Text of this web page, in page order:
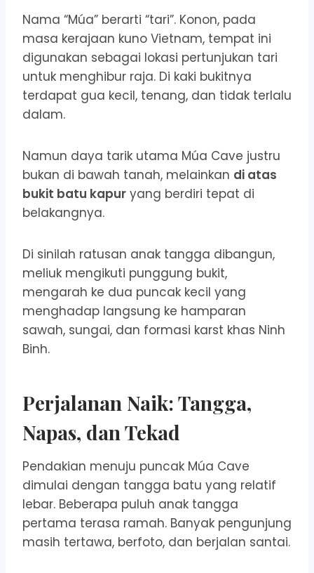
Nama “Múa” berarti “tari”. Konon, pada
masa kerajaan kuno Vietnam, tempat ini
digunakan sebagai lokasi pertunjukan tari
untuk menghibur raja. Di kaki bukitnya
terdapat gua kecil, tenang, dan tidak terlalu
dalam.
Namun daya tarik utama Múa Cave justru
bukan di bawah tanah, melainkan di atas
bukit batu kapur yang berdiri tepat di
belakangnya.
Di sinilah ratusan anak tangga dibangun,
meliuk mengikuti punggung bukit,
mengarah ke dua puncak kecil yang
menghadap langsung ke hamparan
sawah, sungai, dan formasi karst khas Ninh
Binh.
Perjalanan Naik: Tangga,
Napas, dan Tekad
Pendakian menuju puncak Múa Cave
dimulai dengan tangga batu yang relatif
lebar. Beberapa puluh anak tangga
pertama terasa ramah. Banyak pengunjung
masih tertawa, berfoto, dan berjalan santai.